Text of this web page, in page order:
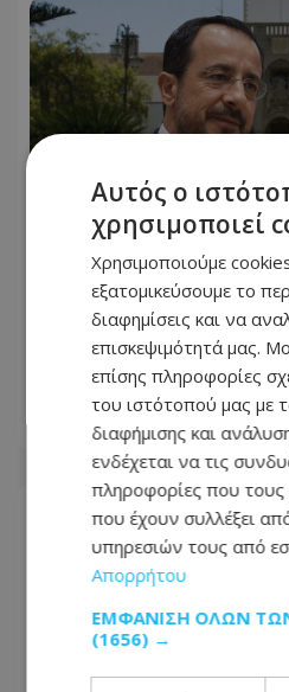
Το restart
τελευταία ευκαιρία
μεγάλη πολιτική
07.08.2026 - 06:21
Αυτός ο
χρησιμοποιεί
Χρησιμοποιούμε
εξατομικεύσουμε το
διαφημίσεις και να
επισκεψιμότητά μας.
επίσης πληροφορίες
του ιστότοπού μας με
διαφήμισης και
ενδέχεται να τις
πληροφορίες που τους
που έχουν συλλέξει
υπηρεσιών τους από
Απορρήτου
ΕΜΦΆΝΙΣΗ ΌΛΩΝ
(1656) →